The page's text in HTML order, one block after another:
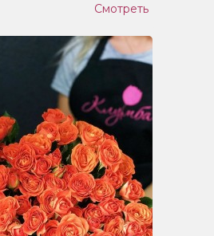
Смотреть